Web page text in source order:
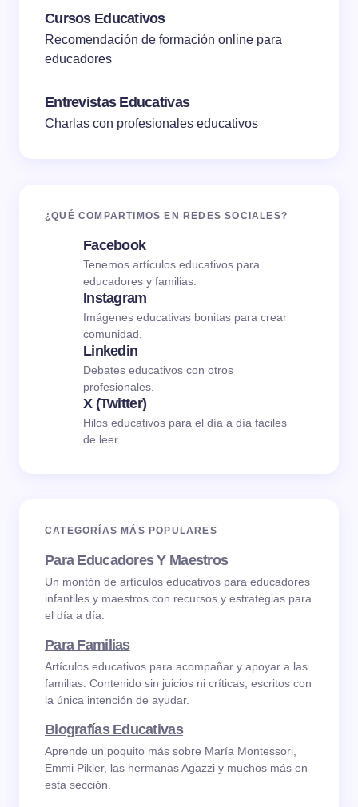
Cursos Educativos
Recomendación de formación online para
educadores
Entrevistas Educativas
Charlas con profesionales educativos
¿QUÉ COMPARTIMOS EN REDES SOCIALES?
Facebook
Tenemos artículos educativos para
educadores y familias.
Instagram
Imágenes educativas bonitas para crear
comunidad.
Linkedin
Debates educativos con otros
profesionales.
X (Twitter)
Hilos educativos para el día a día fáciles
de leer
CATEGORÍAS MÁS POPULARES
Para Educadores Y Maestros
Un montón de artículos educativos para educadores
infantiles y maestros con recursos y estrategias para
el día a día.
Para Familias
Artículos educativos para acompañar y apoyar a las
familias. Contenido sin juicios ni críticas, escritos con
la única intención de ayudar.
Biografías Educativas
Aprende un poquito más sobre María Montessori,
Emmi Pikler, las hermanas Agazzi y muchos más en
esta sección.